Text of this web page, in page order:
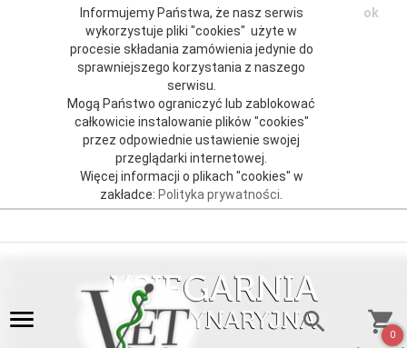
Informujemy Państwa, że nasz serwis
wykorzystuje pliki "cookies" użyte w
procesie składania zamówienia jedynie do
sprawniejszego korzystania z naszego
serwisu.
Mogą Państwo ograniczyć lub zablokować
całkowicie instalowanie plików "cookies"
przez odpowiednie ustawienie swojej
przeglądarki internetowej.
Więcej informacji o plikach "cookies" w
zakładce: Polityka prywatności.
ok
0